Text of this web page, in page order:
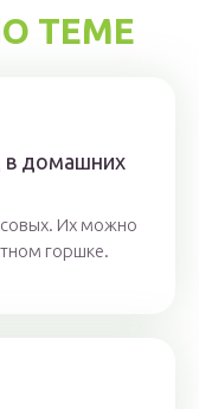
ТЕМЕ
в домашних
Их можно
горшке.